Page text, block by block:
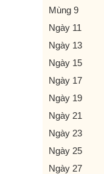
Mùng 9
Ngày 11
Ngày 13
Ngày 15
Ngày 17
Ngày 19
Ngày 21
Ngày 23
Ngày 25
Ngày 27